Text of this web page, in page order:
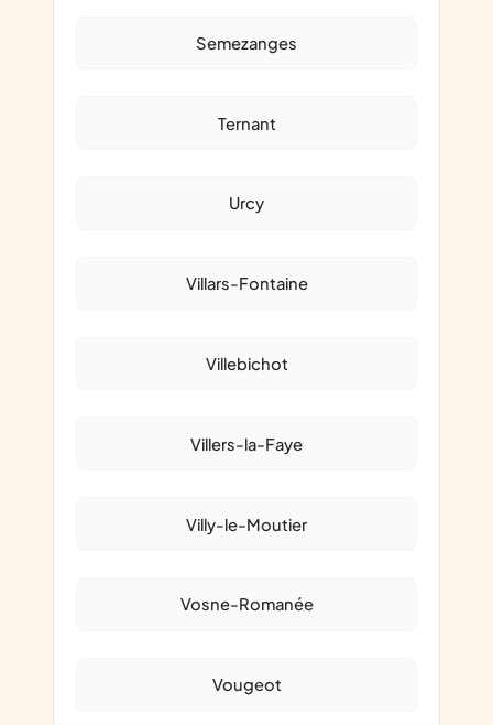
Semezanges
Ternant
Urcy
Villars-Fontaine
Villebichot
Villers-la-Faye
Villy-le-Moutier
Vosne-Romanée
Vougeot